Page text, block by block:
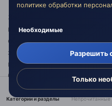
Задача сформулирована
качества своих энергий.
обитания. Удар
закону магии)
проявления. Наш
будущего творца и все
будущего мира.
Категории и разделы Непрочитанные
политике обработки
Необходимые
Разрешить
Только